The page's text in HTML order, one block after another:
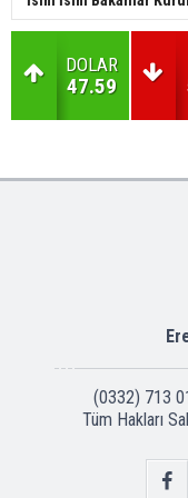
DOLAR
47.59
(0332) 713
Tüm Hakları